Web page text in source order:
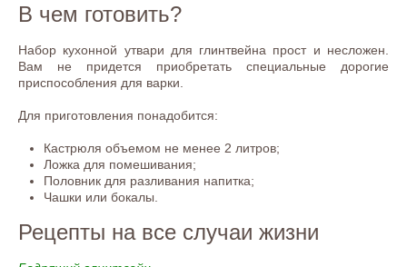
В чем готовить?
Набор кухонной утвари для глинтвейна прост и несложен.
Вам не придется приобретать специальные дорогие
приспособления для варки.
Для приготовления понадобится:
Кастрюля объемом не менее 2 литров;
Ложка для помешивания;
Половник для разливания напитка;
Чашки или бокалы.
Рецепты на все случаи жизни